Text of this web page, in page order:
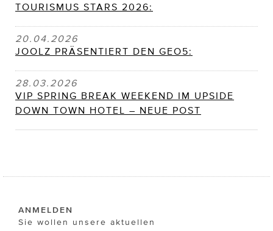
TOURISMUS STARS 2026:
20.04.2026
JOOLZ PRÄSENTIERT DEN GEO5:
28.03.2026
VIP SPRING BREAK WEEKEND IM UPSIDE
DOWN TOWN HOTEL – NEUE POST
ANMELDEN
Sie wollen unsere aktuellen